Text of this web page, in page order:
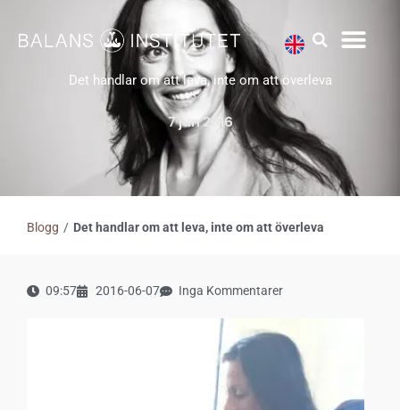
innehåll
Det handlar om att leva, inte om att överleva
7 jun 2016
Blogg / Det handlar om att leva, inte om att överleva
09:57 2016-06-07 Inga Kommentarer